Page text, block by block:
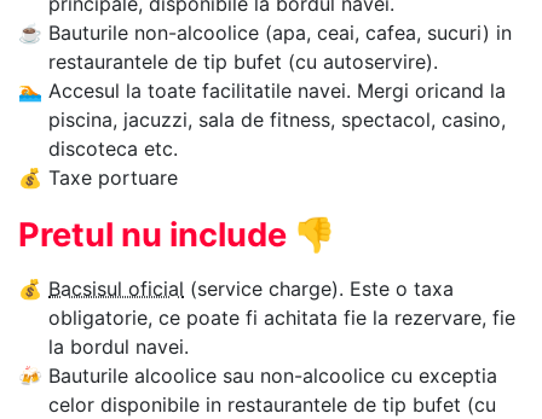
☕ Bauturile non-alcoolice (apa, ceai, cafea, sucuri) in
restaurantele de tip bufet (cu autoservire).
🏊‍ Accesul la toate facilitatile navei. Mergi oricand la
piscina, jacuzzi, sala de fitness, spectacol, casino,
discoteca etc.
💰 Taxe portuare
Pretul nu include 👎
💰 Bacsisul oficial (service charge). Este o taxa
obligatorie, ce poate fi achitata fie la rezervare, fie
la bordul navei.
🍻 Bauturile alcoolice sau non-alcoolice cu exceptia
celor disponibile in restaurantele de tip bufet (cu